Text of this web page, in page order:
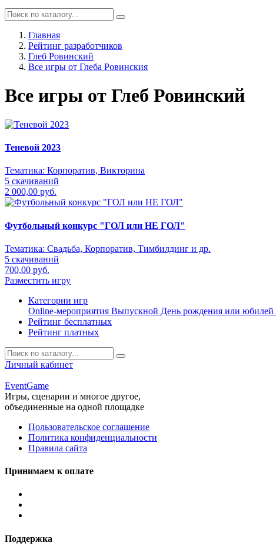
Главная
Рейтинг разработчиков
Глеб Ровинский
Все игры от Глеба Ровинския
Все игры от Глеб Ровинский
Теневой 2023
Тематика: Корпоратив, Викторина
5 скачиваний
2 000,00 руб.
Футбольный конкурс "ГОЛ или НЕ ГОЛ"
Тематика: Свадьба, Корпоратив, Тимбилдинг и др.
5 скачиваний
700,00 руб.
Разместить игру
Категории игр
Online-мероприятия Выпускной День рождения или юбилей
Рейтинг бесплатных
Рейтинг платных
Личный кабинет
EventGame
Игры, сценарии и многое другое,
объединенные на одной площадке
Пользовательское соглашение
Политика конфиденциальности
Правила сайта
Принимаем к оплате
Поддержка